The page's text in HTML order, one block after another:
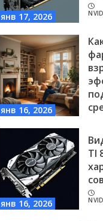
янв 17, 2026
янв 16, 2026
янв 16, 2026
TI